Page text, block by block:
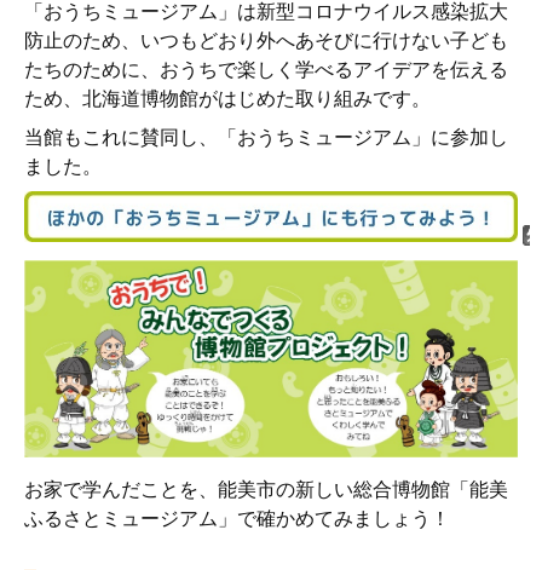
「おうちミュージアム」は新型コロナウイルス感染拡大
防止のため、いつもどおり外へあそびに行けない子ども
たちのために、おうちで楽しく学べるアイデアを伝える
ため、北海道博物館がはじめた取り組みです。
当館もこれに賛同し、「おうちミュージアム」に参加し
ました。
お家で学んだことを、能美市の新しい総合博物館「能美
ふるさとミュージアム」で確かめてみましょう！